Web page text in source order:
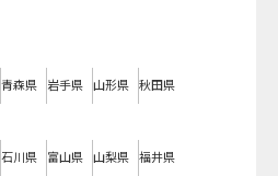
青森県 岩手県 山形県 秋田県
石川県 富山県 山梨県 福井県